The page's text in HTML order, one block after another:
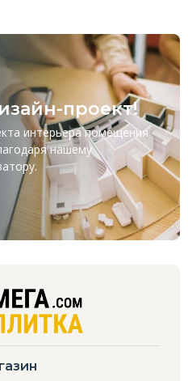
проект!
интерьера помещения
нашему
.